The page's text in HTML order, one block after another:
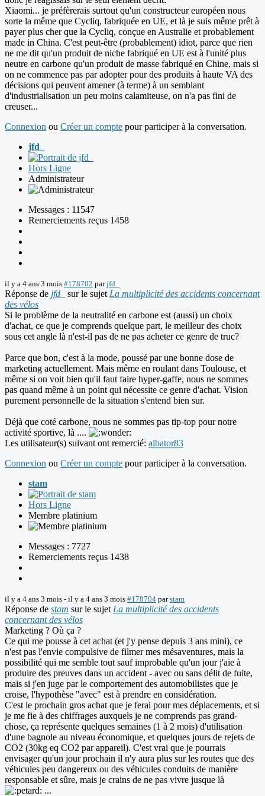
Xiaomi... je préfèrerais surtout qu'un constructeur européen nous
sorte la même que Cycliq, fabriquée en UE, et là je suis même prêt à
payer plus cher que la Cycliq, conçue en Australie et probablement
made in China. C'est peut-être (probablement) idiot, parce que rien
ne me dit qu'un produit de niche fabriqué en UE est à l'unité plus
neutre en carbone qu'un produit de masse fabriqué en Chine, mais si
on ne commence pas par adopter pour des produits à haute VA des
décisions qui peuvent amener (à terme) à un semblant
d'industrialisation un peu moins calamiteuse, on n'a pas fini de
creuser...
Connexion ou Créer un compte pour participer à la conversation.
jfd_
Hors Ligne
Administrateur
Messages : 11547
Remerciements reçus 1458
il y a 4 ans 3 mois #178702 parjfd_
Réponse de jfd_ sur le sujet La multiplicité des accidents concernant
des vélos
Si le problème de la neutralité en carbone est (aussi) un choix
d'achat, ce que je comprends quelque part, le meilleur des choix
sous cet angle là n'est-il pas de ne pas acheter ce genre de truc?
Parce que bon, c'est à la mode, poussé par une bonne dose de
marketing actuellement. Mais même en roulant dans Toulouse, et
même si on voit bien qu'il faut faire hyper-gaffe, nous ne sommes
pas quand même à un point qui nécessite ce genre d'achat. Vision
purement personnelle de la situation s'entend bien sur.
Déjà que coté carbone, nous ne sommes pas tip-top pour notre
activité sportive, là ....
Les utilisateur(s) suivant ont remercié: albator83
Connexion ou Créer un compte pour participer à la conversation.
stam
Hors Ligne
Membre platinium
Messages : 7727
Remerciements reçus 1438
il y a 4 ans 3 mois - il y a 4 ans 3 mois #178704 parstam
Réponse de stam sur le sujet La multiplicité des accidents
concernant des vélos
Marketing ? Où ça ?
Ce qui me pousse à cet achat (et j'y pense depuis 3 ans mini), ce
n'est pas l'envie compulsive de filmer mes mésaventures, mais la
possibilité qui me semble tout sauf improbable qu'un jour j'aie à
produire des preuves dans un accident - avec ou sans délit de fuite,
mais si j'en juge par le comportement des automobilistes que je
croise, l'hypothèse "avec" est à prendre en considération.
C'est le prochain gros achat que je ferai pour mes déplacements, et si
je me fie à des chiffrages auxquels je ne comprends pas grand-
chose, ça représente quelques semaines (1 à 2 mois) d'utilisation
d'une bagnole au niveau économique, et quelques jours de rejets de
CO2 (30kg eq CO2 par appareil). C'est vrai que je pourrais
envisager qu'un jour prochain il n'y aura plus sur les routes que des
véhicules peu dangereux ou des véhicules conduits de manière
responsable et sûre, mais je crains de ne pas vivre jusque là
...